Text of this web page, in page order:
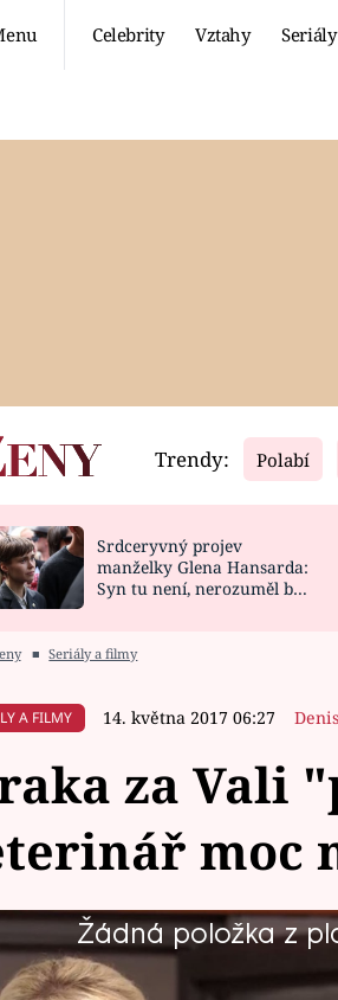
Celebrity Vztahy Seriály
Video
CELEBRITY
VAŘENÍ
Trendy: Polabí
Srdceryvný projev
manželky Glena Hansarda:
Syn tu není, nerozuměl by
■ Seriály a filmy
A FILMY 14. května 2017 06:27
za Vali
moc
Žádná položka z
Straku zná Vali už léta.
řešili případ možného